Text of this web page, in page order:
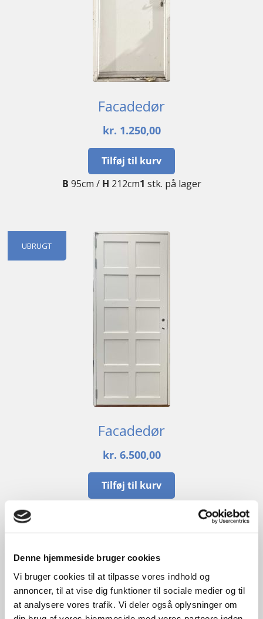
Denne hjemmeside bruger cookies
Vi bruger cookies til at tilpasse vores indhold og
annoncer, til at vise dig funktioner til sociale medier og til
at analysere vores trafik. Vi deler også oplysninger om
Facadedør
kr. 1.250,00
Tilføj til kurv
B 95cm / H 212cm1 stk. på lager
UBRUGT
Facadedør
kr. 6.500,00
Tilføj til kurv
stk. på lager